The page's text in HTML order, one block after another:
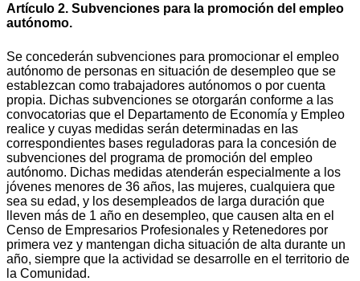
Artículo 2. Subvenciones para la promoción del empleo
autónomo.
Se concederán subvenciones para promocionar el empleo
autónomo de personas en situación de desempleo que se
establezcan como trabajadores autónomos o por cuenta
propia. Dichas subvenciones se otorgarán conforme a las
convocatorias que el Departamento de Economía y Empleo
realice y cuyas medidas serán determinadas en las
correspondientes bases reguladoras para la concesión de
subvenciones del programa de promoción del empleo
autónomo. Dichas medidas atenderán especialmente a los
jóvenes menores de 36 años, las mujeres, cualquiera que
sea su edad, y los desempleados de larga duración que
lleven más de 1 año en desempleo, que causen alta en el
Censo de Empresarios Profesionales y Retenedores por
primera vez y mantengan dicha situación de alta durante un
año, siempre que la actividad se desarrolle en el territorio de
la Comunidad.